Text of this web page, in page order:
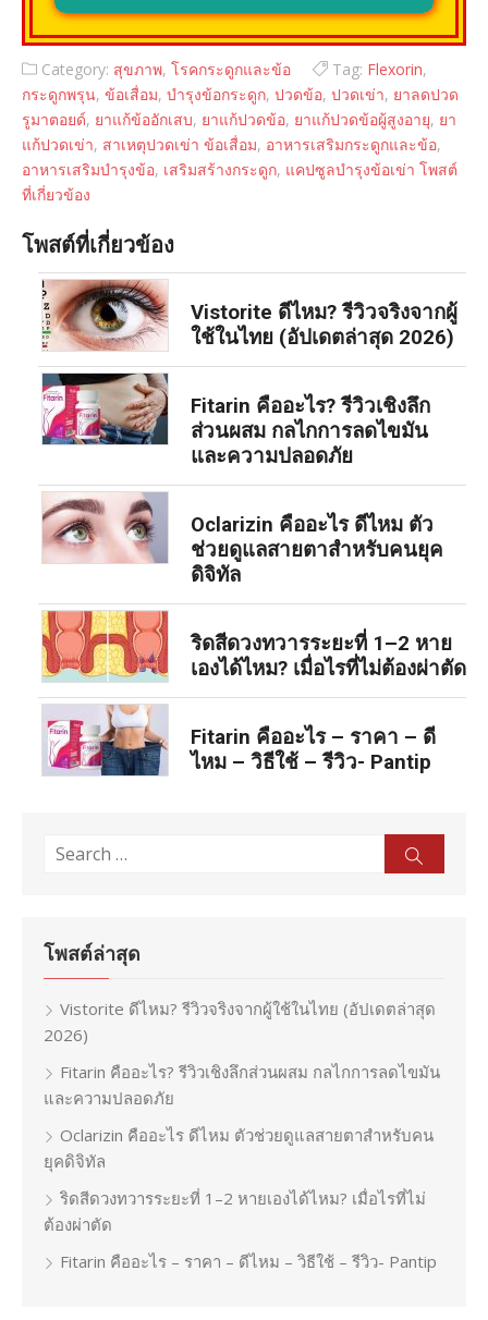
Category: สุขภาพ, โรคกระดูกและข้อ Tag: Flexorin,
กระดูกพรุน, ข้อเสื่อม, บำรุงข้อกระดูก, ปวดข้อ, ปวดเข่า, ยาลดปวด
รูมาตอยด์, ยาแก้ข้ออักเสบ, ยาแก้ปวดข้อ, ยาแก้ปวดข้อผู้สูงอายุ, ยา
แก้ปวดเข่า, สาเหตุปวดเข่า ข้อเสื่อม, อาหารเสริมกระดูกและข้อ,
อาหารเสริมบำรุงข้อ, เสริมสร้างกระดูก, แคปซูลบำรุงข้อเข่า โพสต์
ที่เกี่ยวข้อง
โพสต์ที่เกี่ยวข้อง
Vistorite ดีไหม? รีวิวจริงจากผู้
ใช้ในไทย (อัปเดตล่าสุด 2026)
Fitarin คืออะไร? รีวิวเชิงลึก
ส่วนผสม กลไกการลดไขมัน
และความปลอดภัย
Oclarizin คืออะไร ดีไหม ตัว
ช่วยดูแลสายตาสำหรับคนยุค
ดิจิทัล
ริดสีดวงทวารระยะที่ 1–2 หาย
เองได้ไหม? เมื่อไรที่ไม่ต้องผ่าตัด
Fitarin คืออะไร – ราคา – ดี
ไหม – วิธีใช้ – รีวิว- Pantip
Search
โพสต์ล่าสุด
Vistorite ดีไหม? รีวิวจริงจากผู้ใช้ในไทย (อัปเดตล่าสุด
2026)
Fitarin คืออะไร? รีวิวเชิงลึกส่วนผสม กลไกการลดไขมัน
และความปลอดภัย
Oclarizin คืออะไร ดีไหม ตัวช่วยดูแลสายตาสำหรับคน
ยุคดิจิทัล
ริดสีดวงทวารระยะที่ 1–2 หายเองได้ไหม? เมื่อไรที่ไม่
ต้องผ่าตัด
Fitarin คืออะไร – ราคา – ดีไหม – วิธีใช้ – รีวิว- Pantip